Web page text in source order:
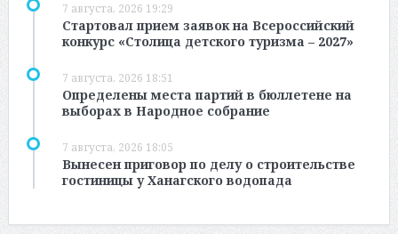
7 августа, 2026 19:29
Стартовал прием заявок на Всероссийский
конкурс «Столица детского туризма – 2027»
7 августа, 2026 18:51
Определены места партий в бюллетене на
выборах в Народное собрание
7 августа, 2026 18:05
Вынесен приговор по делу о строительстве
гостиницы у Ханагского водопада